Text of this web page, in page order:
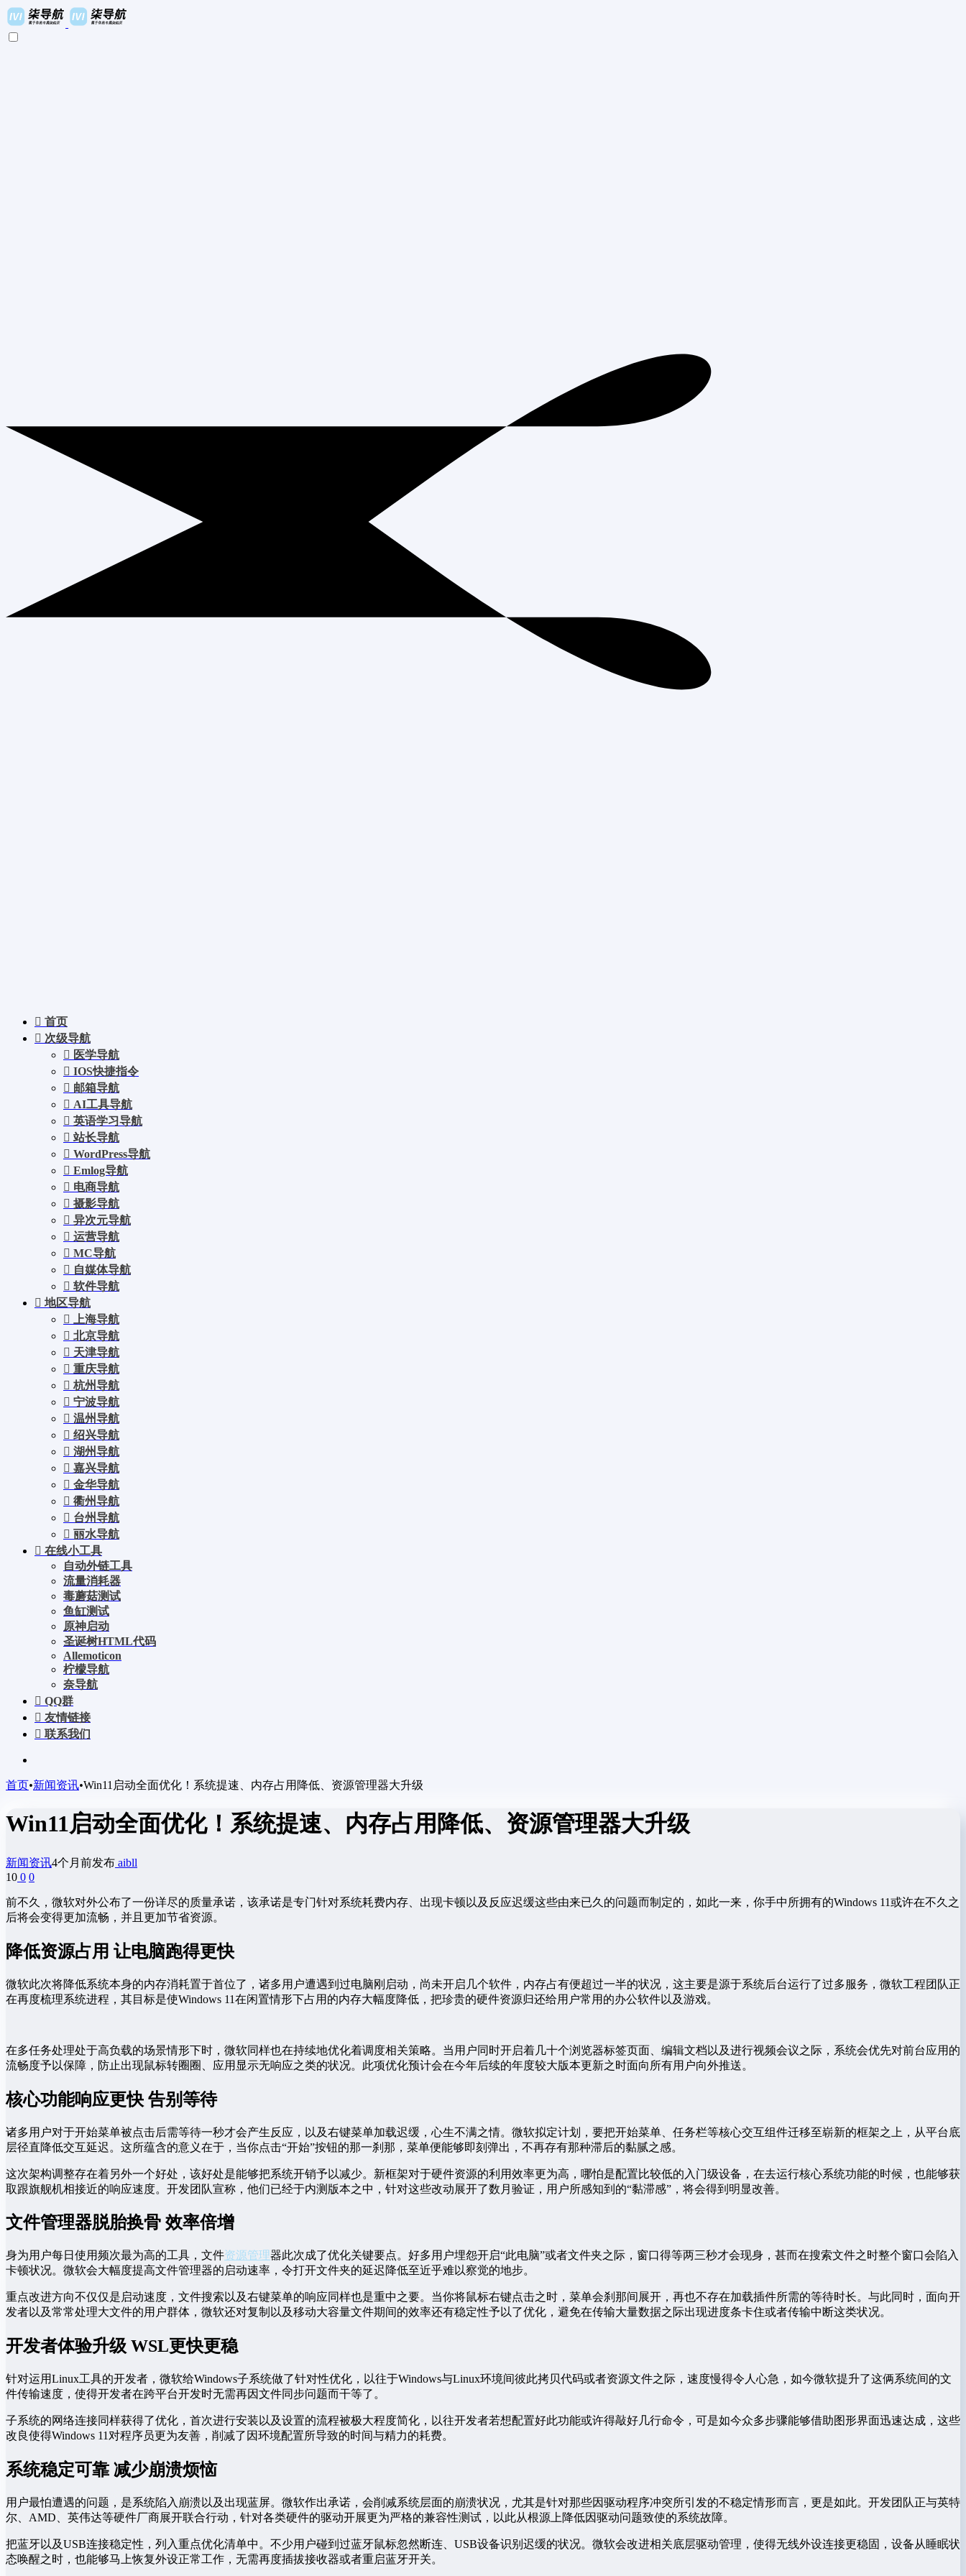
首页
次级导航
医学导航
IOS快捷指令
邮箱导航
AI工具导航
英语学习导航
站长导航
WordPress导航
Emlog导航
电商导航
摄影导航
异次元导航
运营导航
MC导航
自媒体导航
软件导航
地区导航
上海导航
北京导航
天津导航
重庆导航
杭州导航
宁波导航
温州导航
绍兴导航
湖州导航
嘉兴导航
金华导航
衢州导航
台州导航
丽水导航
在线小工具
自动外链工具
流量消耗器
毒蘑菇测试
鱼缸测试
原神启动
圣诞树HTML代码
Allemoticon
柠檬导航
奈导航
QQ群
友情链接
联系我们
首页•新闻资讯•Win11启动全面优化！系统提速、内存占用降低、资源管理器大升级
Win11启动全面优化！系统提速、内存占用降低、资源管理器大升级
新闻资讯4个月前发布 aibll
10 0 0
前不久，微软对外公布了一份详尽的质量承诺，该承诺是专门针对系统耗费内存、出现卡顿以及反应迟缓这些由来已久的问题而制定的，如此一来，你手中所拥有的Windows 11或许在不久之
后将会变得更加流畅，并且更加节省资源。
降低资源占用 让电脑跑得更快
微软此次将降低系统本身的内存消耗置于首位了，诸多用户遭遇到过电脑刚启动，尚未开启几个软件，内存占有便超过一半的状况，这主要是源于系统后台运行了过多服务，微软工程团队正
在再度梳理系统进程，其目标是使Windows 11在闲置情形下占用的内存大幅度降低，把珍贵的硬件资源归还给用户常用的办公软件以及游戏。
在多任务处理处于高负载的场景情形下时，微软同样也在持续地优化着调度相关策略。当用户同时开启着几十个浏览器标签页面、编辑文档以及进行视频会议之际，系统会优先对前台应用的
流畅度予以保障，防止出现鼠标转圈圈、应用显示无响应之类的状况。此项优化预计会在今年后续的年度较大版本更新之时面向所有用户向外推送。
核心功能响应更快 告别等待
诸多用户对于开始菜单被点击后需等待一秒才会产生反应，以及右键菜单加载迟缓，心生不满之情。微软拟定计划，要把开始菜单、任务栏等核心交互组件迁移至崭新的框架之上，从平台底
层径直降低交互延迟。这所蕴含的意义在于，当你点击“开始”按钮的那一刹那，菜单便能够即刻弹出，不再存有那种滞后的黏腻之感。
这次架构调整存在着另外一个好处，该好处是能够把系统开销予以减少。新框架对于硬件资源的利用效率更为高，哪怕是配置比较低的入门级设备，在去运行核心系统功能的时候，也能够获
取跟旗舰机相接近的响应速度。开发团队宣称，他们已经于内测版本之中，针对这些改动展开了数月验证，用户所感知到的“黏滞感”，将会得到明显改善。
文件管理器脱胎换骨 效率倍增
身为用户每日使用频次最为高的工具，文件资源管理器此次成了优化关键要点。好多用户埋怨开启“此电脑”或者文件夹之际，窗口得等两三秒才会现身，甚而在搜索文件之时整个窗口会陷入
卡顿状况。微软会大幅度提高文件管理器的启动速率，令打开文件夹的延迟降低至近乎难以察觉的地步。
重点改进方向不仅仅是启动速度，文件搜索以及右键菜单的响应同样也是重中之要。当你将鼠标右键点击之时，菜单会刹那间展开，再也不存在加载插件所需的等待时长。与此同时，面向开
发者以及常常处理大文件的用户群体，微软还对复制以及移动大容量文件期间的效率还有稳定性予以了优化，避免在传输大量数据之际出现进度条卡住或者传输中断这类状况。
开发者体验升级 WSL更快更稳
针对运用Linux工具的开发者，微软给Windows子系统做了针对性优化，以往于Windows与Linux环境间彼此拷贝代码或者资源文件之际，速度慢得令人心急，如今微软提升了这俩系统间的文
件传输速度，使得开发者在跨平台开发时无需再因文件同步问题而干等了。
子系统的网络连接同样获得了优化，首次进行安装以及设置的流程被极大程度简化，以往开发者若想配置好此功能或许得敲好几行命令，可是如今众多步骤能够借助图形界面迅速达成，这些
改良使得Windows 11对程序员更为友善，削减了因环境配置所导致的时间与精力的耗费。
系统稳定可靠 减少崩溃烦恼
用户最怕遭遇的问题，是系统陷入崩溃以及出现蓝屏。微软作出承诺，会削减系统层面的崩溃状况，尤其是针对那些因驱动程序冲突所引发的不稳定情形而言，更是如此。开发团队正与英特
尔、AMD、英伟达等硬件厂商展开联合行动，针对各类硬件的驱动开展更为严格的兼容性测试，以此从根源上降低因驱动问题致使的系统故障。
把蓝牙以及USB连接稳定性，列入重点优化清单中。不少用户碰到过蓝牙鼠标忽然断连、USB设备识别迟缓的状况。微软会改进相关底层驱动管理，使得无线外设连接更稳固，设备从睡眠状
态唤醒之时，也能够马上恢复外设正常工作，无需再度插拔接收器或者重启蓝牙开关。